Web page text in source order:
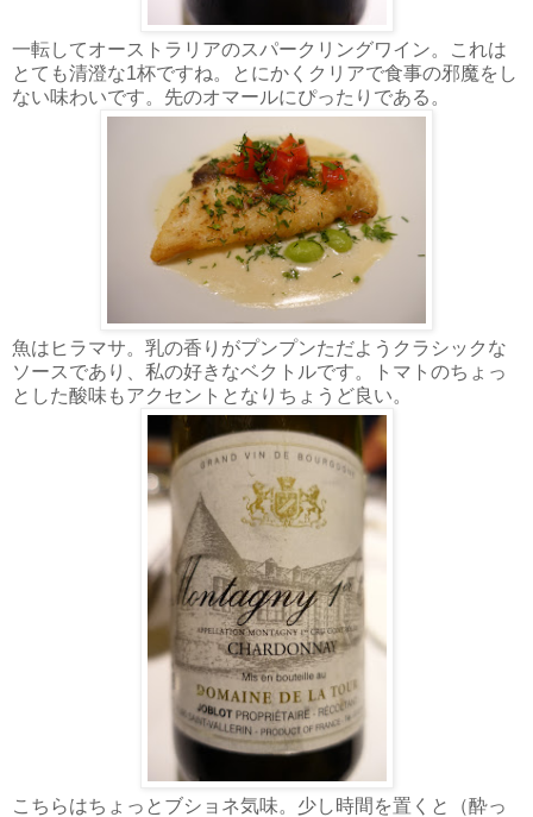
一転してオーストラリアのスパークリングワイン。これは
とても清澄な1杯ですね。とにかくクリアで食事の邪魔をし
ない味わいです。先のオマールにぴったりである。
魚はヒラマサ。乳の香りがプンプンただようクラシックな
ソースであり、私の好きなベクトルです。トマトのちょっ
とした酸味もアクセントとなりちょうど良い。
こちらはちょっとブショネ気味。少し時間を置くと（酔っ